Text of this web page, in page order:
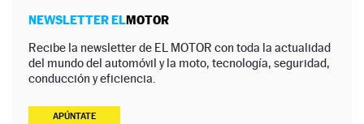
NEWSLETTER ELMOTOR
Recibe la newsletter de EL MOTOR con toda la actualidad
del mundo del automóvil y la moto, tecnología, seguridad,
conducción y eficiencia.
APÚNTATE